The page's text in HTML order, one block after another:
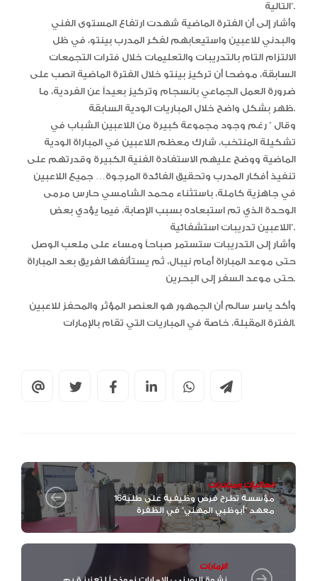
التالية”.
وأشار إلى أن الفترة الماضية شهدت ارتفاع المستوى الفني
والبدني للاعبين واستيعابهم لفكر المدرب بينتو، في ظل
الالتزام التام بالتدريبات والتعليمات خلال فترات التجمعات
السابقة، موضحا أن تركيز بينتو خلال الفترة الماضية انصب على
ضرورة العمل الجماعي بانسجام وتركيز بعيداً عن الفردية، ما
ظهر بشكل واضح خلال المباريات الودية السابقة.
وقال ” رغم وجود مجموعة كبيرة من اللاعبين الشباب في
تشكيلة المنتخب، شارك معظم اللاعبين في المباراة الودية
الماضية ووضح عليهم الاستفادة الفنية الكبيرة وقدرتهم على
تنفيذ أفكار المدرب وتحقيق الفائدة المرجوة… جميع اللاعبين
في جاهزية كاملة، باستثناء محمد الشامسي حارس مرمى
الوحدة الذي تم استبعاده بسبب الإصابة، فيما يؤدي بعض
اللاعبين تدريبات استشفائية”.
وأشار إلى التدريبات ستستمر صباحاً ومساء على ملعب الوصل
حتى موعد المباراة أمام نيبال، ثم يستأنفها الفريق بعد المباراة
حتى موعد السفر إلى البحرين.
وأكد ياسر سالم أن الجمهور هو العنصر المؤثر والمحفز للاعبين
الفترة المقبلة، خاصة في المباريات التي تقام بالإمارات.
فعاليات ومبادرات
16مؤسسة تطرح فرص وظيفية على طلبة
معهد "أبوظبي المهني" في الظفرة
الإمارات